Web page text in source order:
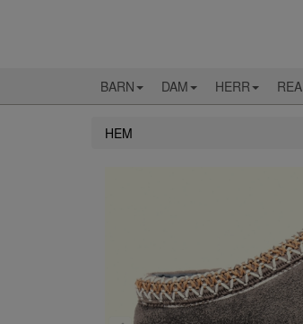
BARN DAM HERR REA
HEM